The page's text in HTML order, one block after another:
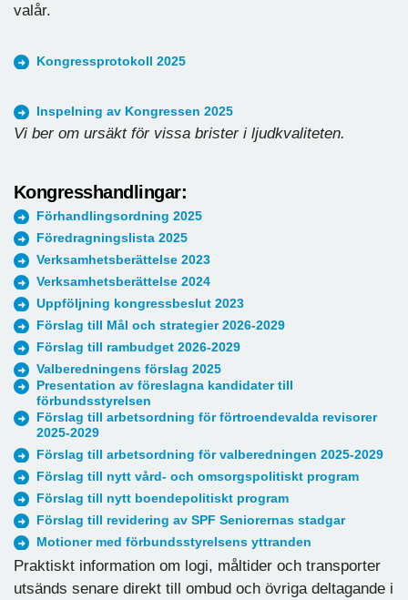
valår.
Kongressprotokoll 2025
Inspelning av Kongressen 2025
Vi ber om ursäkt för vissa brister i ljudkvaliteten.
Kongresshandlingar:
Förhandlingsordning 2025
Föredragningslista 2025
Verksamhetsberättelse 2023
Verksamhetsberättelse 2024
Uppföljning kongressbeslut 2023
Förslag till Mål och strategier 2026-2029
Förslag till rambudget 2026-2029
Valberedningens förslag 2025
Presentation av föreslagna kandidater till
förbundsstyrelsen
Förslag till arbetsordning för förtroendevalda revisorer
2025-2029
Förslag till arbetsordning för valberedningen 2025-2029
Förslag till nytt vård- och omsorgspolitiskt program
Förslag till nytt boendepolitiskt program
Förslag till revidering av SPF Seniorernas stadgar
Motioner med förbundsstyrelsens yttranden
Praktiskt information om logi, måltider och transporter
utsänds senare direkt till ombud och övriga deltagande i